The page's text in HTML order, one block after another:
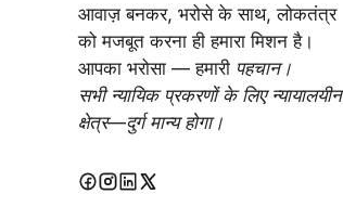
आवाज़ बनकर, भरोसे के साथ, लोकतंत्र
को मजबूत करना ही हमारा मिशन है।
आपका भरोसा — हमारी पहचान।
सभी न्यायिक प्रकरणों के लिए न्यायालयीन
क्षेत्र—दुर्ग मान्य होगा।